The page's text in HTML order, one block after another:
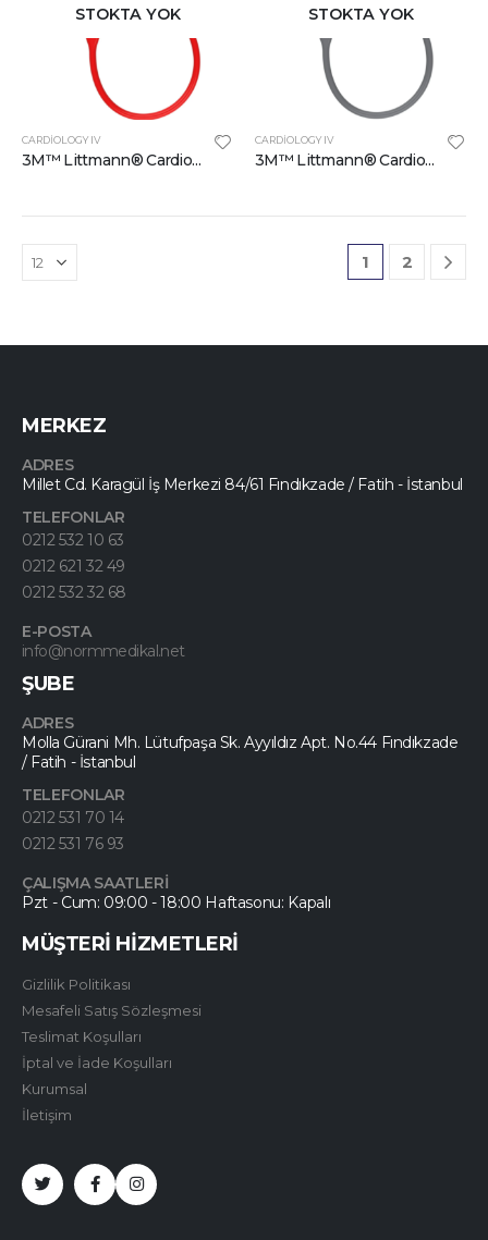
STOKTA YOK
CARDIOLOGY IV
3M™ Littmann® Cardiology IV™ Stetoskop 6182 , Sınırlı Üretim, Yüksek Cilalı Duman Göğüs Parçası, Kırmızı Renk Boru, 27 inç, 3/CS
STOKTA YOK
CARDIOLOGY IV
3M™ Littmann® Cardiology IV™ Stetoskop 6183, Sınırlı Üretim, Yüksek Cilalı Duman Göğüs Parçası, Gri Renk Boru, 27 inç
1 2
MERKEZ
ADRES
Millet Cd. Karagül İş Merkezi 84/61 Fındıkzade / Fatih - İstanbul
TELEFONLAR
0212 532 10 63
0212 621 32 49
0212 532 32 68
E-POSTA
info@normmedikal.net
ŞUBE
ADRES
Molla Gürani Mh. Lütufpaşa Sk. Ayyıldız Apt. No.44 Fındıkzade
/ Fatih - İstanbul
TELEFONLAR
0212 531 70 14
0212 531 76 93
ÇALIŞMA SAATLERİ
Pzt - Cum: 09:00 - 18:00 Haftasonu: Kapalı
MÜŞTERİ HİZMETLERİ
Gizlilik Politikası
Mesafeli Satış Sözleşmesi
Teslimat Koşulları
İptal ve İade Koşulları
Kurumsal
İletişim